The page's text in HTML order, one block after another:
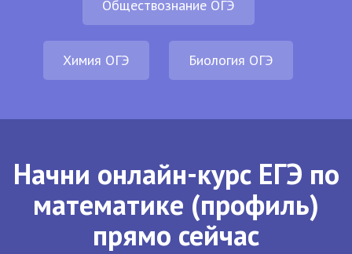
Обществознание ОГЭ
Химия ОГЭ Биология ОГЭ
Начни онлайн-курс ЕГЭ по
математике (профиль)
прямо сейчас